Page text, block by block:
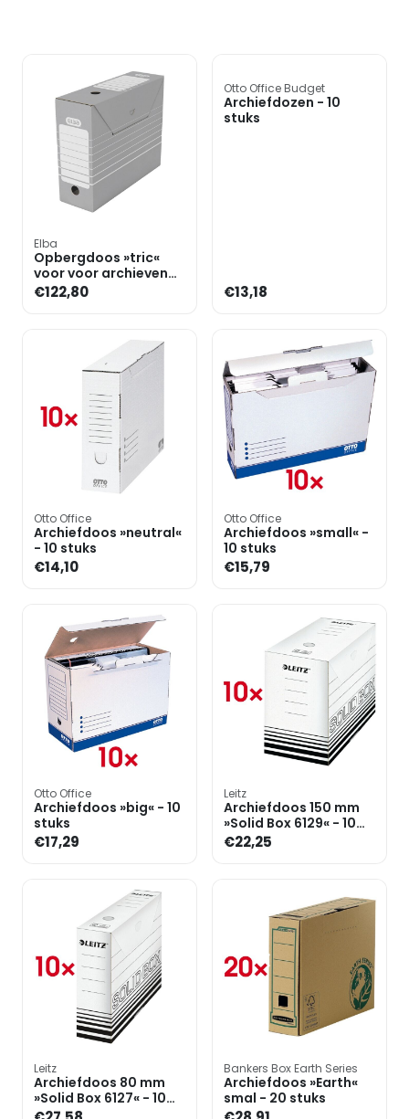
Elba
Opbergdoos »tric«
voor voor archieven
met ruiter - 50 stuks
€122,80 €13,18
Otto Office
Archiefdoos »neutral«
- 10 stuks
€14,10
Otto Office
Archiefdoos »small« -
10 stuks
€15,79
Otto Office
Archiefdoos »big« - 10
stuks
€17,29
Leitz
Archiefdoos 150 mm
»Solid Box 6129« - 10
stuks
€22,25
Leitz
Archiefdoos 80 mm
»Solid Box 6127« - 10
stuks
Bankers Box Earth Series
Archiefdoos »Earth«
smal - 20 stuks